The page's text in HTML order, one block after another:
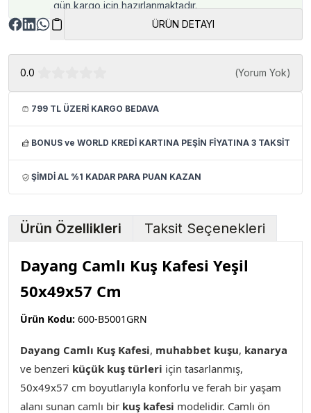
gün kargo için hazırlanmaktadır.
ÜRÜN DETAYI
0.0 (Yorum Yok)
799 TL ÜZERİ KARGO BEDAVA
BONUS ve WORLD KREDİ KARTINA PEŞİN FİYATINA 3 TAKSİT
ŞİMDİ AL %1 KADAR PARA PUAN KAZAN
Ürün Özellikleri Taksit Seçenekleri
Dayang Camlı Kuş Kafesi Yeşil
50x49x57 Cm
Ürün Kodu: 600-B5001GRN
Dayang Camlı Kuş Kafesi, muhabbet kuşu, kanarya
ve benzeri küçük kuş türleri için tasarlanmış,
50x49x57 cm boyutlarıyla konforlu ve ferah bir yaşam
alanı sunan camlı bir kuş kafesi modelidir. Camlı ön